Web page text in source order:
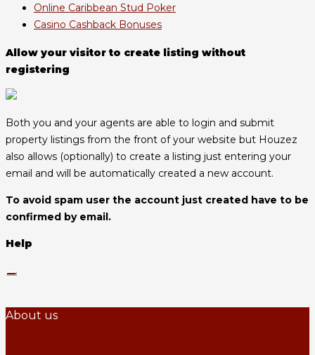
Online Caribbean Stud Poker
Casino Cashback Bonuses
Allow your visitor to create listing without
registering
Both you and your agents are able to login and submit
property listings from the front of your website but Houzez
also allows (optionally) to create a listing just entering your
email and will be automatically created a new account.
To avoid spam user the account just created have to be
confirmed by email.
Help
About us